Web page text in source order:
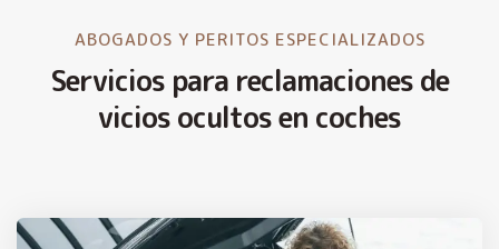
ABOGADOS Y PERITOS ESPECIALIZADOS
Servicios para reclamaciones de
vicios ocultos en coches